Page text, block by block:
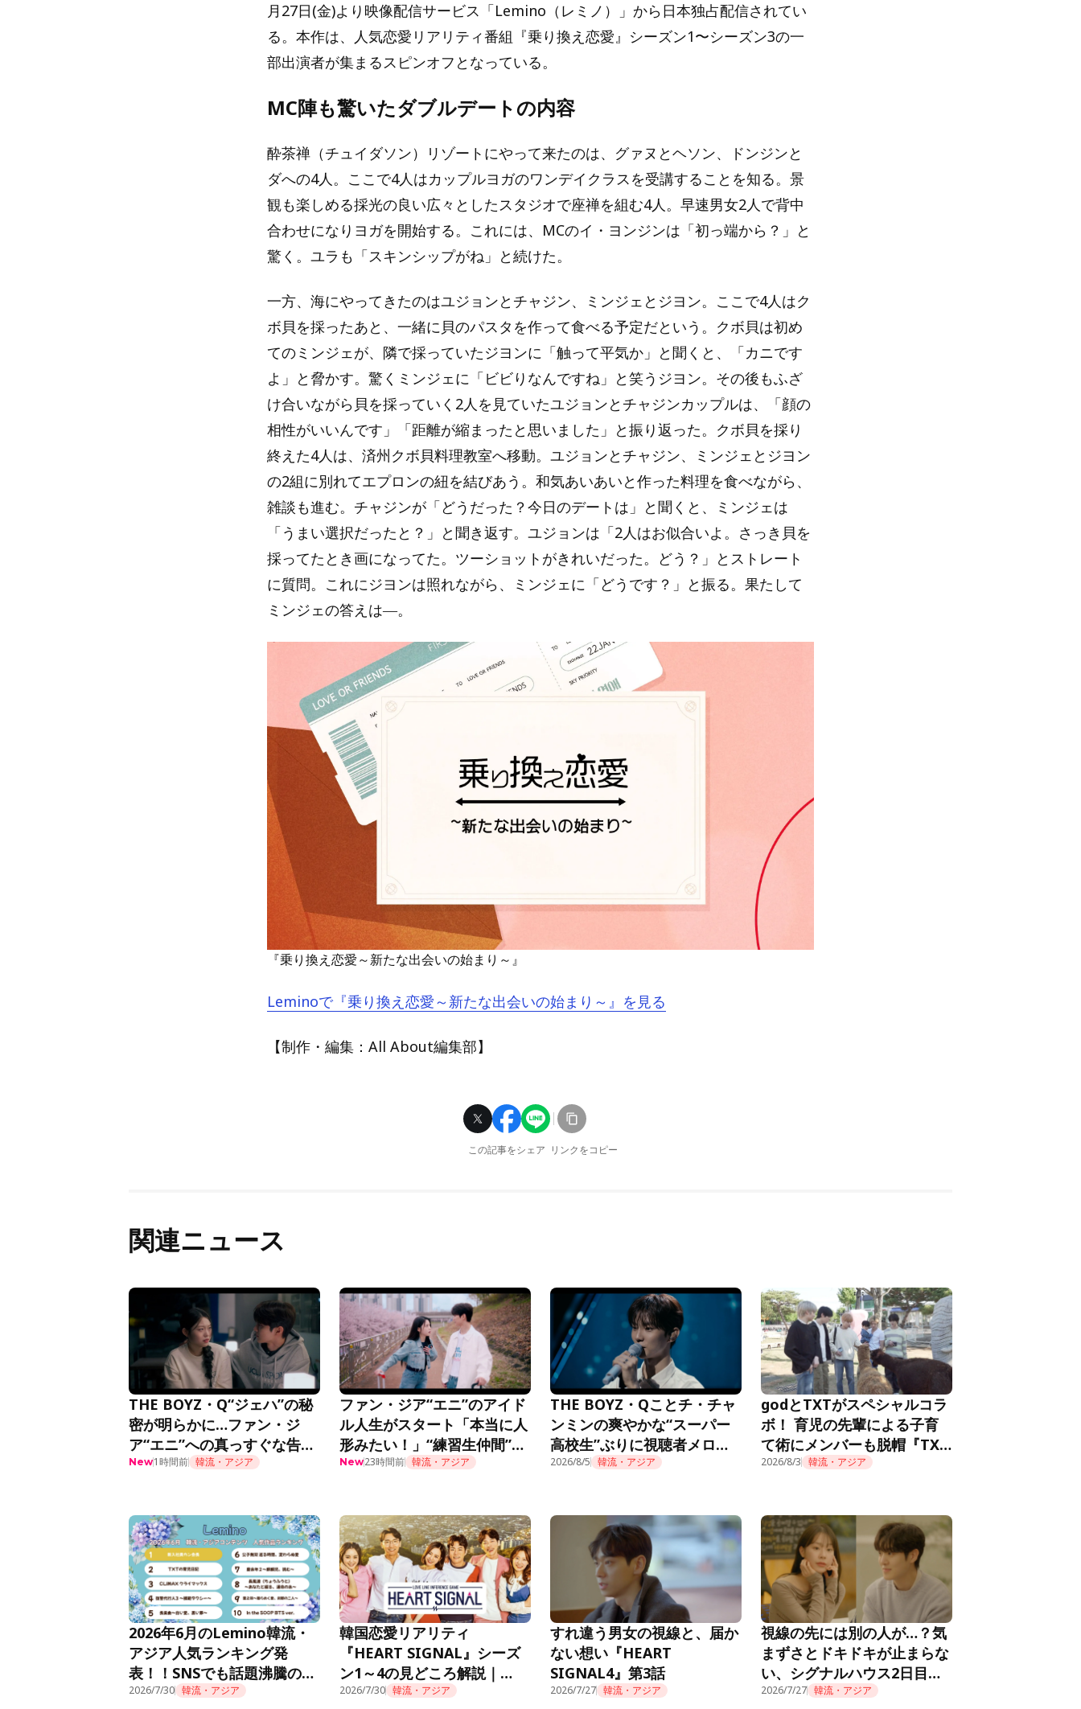
月27日(金)より映像配信サービス「Lemino（レミノ）」から日本独占配信されてい
る。本作は、人気恋愛リアリティ番組『乗り換え恋愛』シーズン1〜シーズン3の一
部出演者が集まるスピンオフとなっている。
MC陣も驚いたダブルデートの内容
酔茶禅（チュイダソン）リゾートにやって来たのは、グァヌとヘソン、ドンジンと
ダへの4人。ここで4人はカップルヨガのワンデイクラスを受講することを知る。景
観も楽しめる採光の良い広々としたスタジオで座禅を組む4人。早速男女2人で背中
合わせになりヨガを開始する。これには、MCのイ・ヨンジンは「初っ端から？」と
驚く。ユラも「スキンシップがね」と続けた。
一方、海にやってきたのはユジョンとチャジン、ミンジェとジヨン。ここで4人はク
ボ貝を採ったあと、一緒に貝のパスタを作って食べる予定だという。クボ貝は初め
てのミンジェが、隣で採っていたジヨンに「触って平気か」と聞くと、「カニです
よ」と脅かす。驚くミンジェに「ビビりなんですね」と笑うジヨン。その後もふざ
け合いながら貝を採っていく2人を見ていたユジョンとチャジンカップルは、「顔の
相性がいいんです」「距離が縮まったと思いました」と振り返った。クボ貝を採り
終えた4人は、済州クボ貝料理教室へ移動。ユジョンとチャジン、ミンジェとジヨン
の2組に別れてエプロンの紐を結びあう。和気あいあいと作った料理を食べながら、
雑談も進む。チャジンが「どうだった？今日のデートは」と聞くと、ミンジェは
「うまい選択だったと？」と聞き返す。ユジョンは「2人はお似合いよ。さっき貝を
採ってたとき画になってた。ツーショットがきれいだった。どう？」とストレート
に質問。これにジヨンは照れながら、ミンジェに「どうです？」と振る。果たして
ミンジェの答えは―。
『乗り換え恋愛～新たな出会いの始まり～』
Leminoで『乗り換え恋愛～新たな出会いの始まり～』を見る
【制作・編集：All About編集部】
この記事をシェア リンクをコピー
関連ニュース
THE BOYZ・Q“ジェハ”の秘
密が明らかに…ファン・ジ
ア“エニ”への真っすぐな告白
に胸キュン＜推しデビュー＞
New1時間前 韓流・アジア
ファン・ジア“エニ”のアイド
ル人生がスタート「本当に人
形みたい！」“練習生仲間”も
話題に＜推しデビュー＞
New23時間前 韓流・アジア
THE BOYZ・Qことチ・チャ
ンミンの爽やかな“スーパー
高校生”ぶりに視聴者メロメ
ロ「制服似合ってる」＜推し
2026/8/5 韓流・アジア
godとTXTがスペシャルコラ
ボ！ 育児の先輩による子育
て術にメンバーも脱帽『TXT
の育児日記』第10話
2026/8/3 韓流・アジア
2026年6月のLemino韓流・
アジア人気ランキング発
表！！SNSでも話題沸騰の痛
快オフィスファンタジー『新
2026/7/30 韓流・アジア
韓国恋愛リアリティ
『HEART SIGNAL』シーズ
ン1～4の見どころ解説｜
Lemino公式
2026/7/30 韓流・アジア
すれ違う男女の視線と、届か
ない想い『HEART
SIGNAL4』第3話
2026/7/27 韓流・アジア
視線の先には別の人が…？気
まずさとドキドキが止まらな
い、シグナルハウス2日目の
朝『HEART SIGNAL4』第2
2026/7/27 韓流・アジア